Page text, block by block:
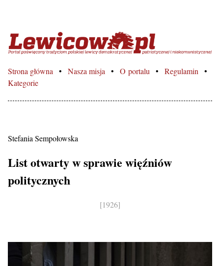
Lewicowo.pl – Portal
Strona główna Nasza misja O portalu
Regulamin
Kategorie
Stefania Sempołowska
List otwarty w sprawie więźniów
politycznych
[1926]